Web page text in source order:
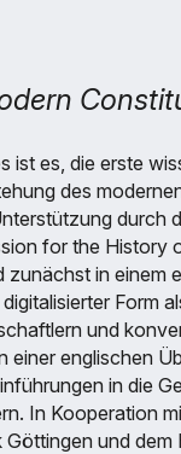
ist es, die erste
des
durch
for the History
zunächst in
Form
und
einer englischen
in die
In Kooperation
und